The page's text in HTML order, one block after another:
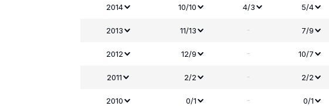
2014 10/10 4/3 5/4
2013 11/13 - 7/9
2012 12/9 - 10/7
2011 2/2 - 2/2
2010 0/1 - 0/1